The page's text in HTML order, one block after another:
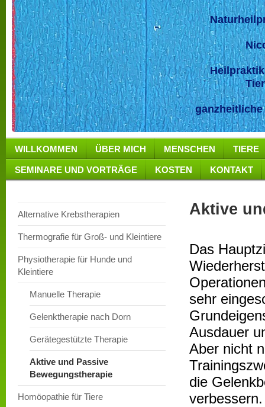
Nicol
WILLKOMMEN ÜBER MICH MENSCHEN TIERE
SEMINARE UND VORTRÄGE KOSTEN KONTAKT
Alternative Krebstherapien
Thermografie für Groß- und Kleintiere
Physiotherapie für Hunde und
Kleintiere
Manuelle Therapie
Gelenktherapie nach Dorn
Gerätegestützte Therapie
Aktive und Passive
Bewegungstherapie
Homöopathie für Tiere
Aktive
Das
sehr
Ausdauer
Aber nicht
die
verbessern.